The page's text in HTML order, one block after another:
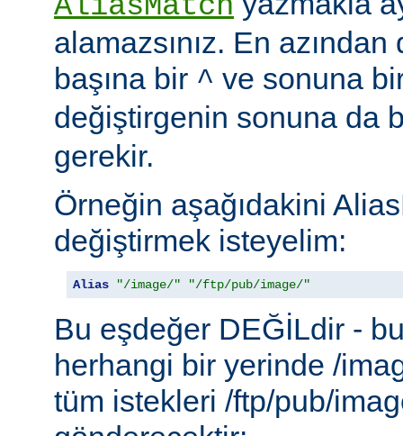
alamazsınız. En
başına bir ^ ve sonuna
değiştirgenin sonuna da
gerekir.
Örneğin aşağıdakini
değiştirmek isteyelim:
Alias "/image/" "/ftp/pub/image/"
Bu eşdeğer DEĞİLdir -
herhangi bir yerinde /
tüm istekleri /ftp/pub/